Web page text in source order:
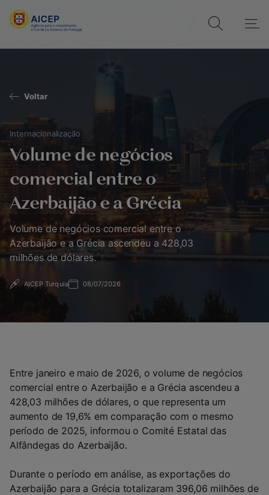
Voltar
Internacionalização
Volume de negócios
comercial entre o
Azerbaijão e a Grécia
Volume de negócios comercial entre o
Azerbaijão e a Grécia ascendeu a 428,03
milhões de dólares.
AICEP Turquia 08/07/2026
Entre janeiro e maio de 2026, o volume de negócios
comercial entre o Azerbaijão e a Grécia ascendeu a
428,03 milhões de dólares, o que representa um
aumento de 19,6% em comparação com o mesmo
período de 2025, informou o Comité Estatal das
Alfândegas do Azerbaijão.
Durante o período em análise, as exportações do
Azerbaijão para a Grécia totalizaram 396,06 milhões de